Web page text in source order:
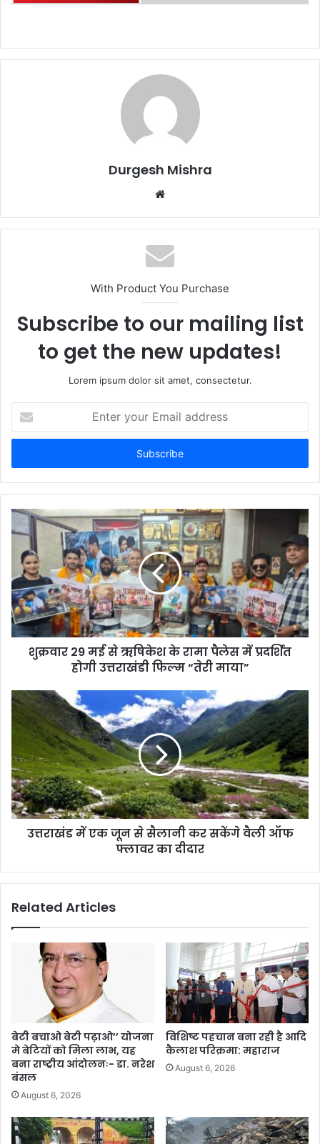
Durgesh Mishra
Website
With Product You Purchase
Subscribe to our mailing list
to get the new updates!
Lorem ipsum dolor sit amet, consectetur.
your
Email
शुक्रवार 29 मई से ऋषिकेश के रामा पैलेस में प्रदर्शित
होगी उत्तराखंडी फिल्म “तेरी माया”
उत्तराखंड में एक जून से सैलानी कर सकेंगे वैली ऑफ
फ्लावर का दीदार
Related Articles
बेटी बचाओ बेटी पढ़ाओ’’ योजना
मे बेटियों को मिला लाभ, यह
बना राष्ट्रीय आंदोलनः- डा. नरेश
बंसल
August 6, 2026
विशिष्ट पहचान बना रही है आदि
कैलाश परिक्रमा: महाराज
August 6, 2026